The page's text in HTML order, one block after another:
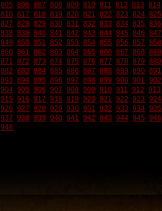
805 806 807 808 809 810 811 812 813 814
816 817 818 819 820 821 822 823 824 825
827 828 829 830 831 832 833 834 835 836
838 839 840 841 842 843 844 845 846 847
849 850 851 852 853 854 855 856 857 858
860 861 862 863 864 865 866 867 868 869
871 872 873 874 875 876 877 878 879 880
882 883 884 885 886 887 888 889 890 891
893 894 895 896 897 898 899 900 901 902
904 905 906 907 908 909 910 911 912 913
915 916 917 918 919 920 921 922 923 924
926 927 928 929 930 931 932 933 934 935
937 938 939 940 941 942 943 944 945 946
948